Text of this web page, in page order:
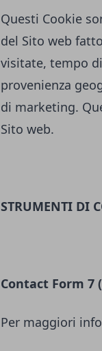
Questi Cookie
del Sito web
visitate, tempo
provenienza
di marketing.
Sito web.
STRUMENTI DI
Contact Form 7
Per maggiori